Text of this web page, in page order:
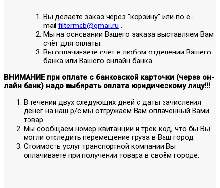
Вы делаете заказ через "корзину" или по е-
mail filtermeb@gmail.ru .
Мы на основании Вашего заказа выставляем Вам
счёт для оплаты.
Вы оплачиваете счёт в любом отделении Вашего
банка или Вашего онлайн банка.
ВНИМАНИЕ при оплате с банковской карточки (через он-
лайн банк) надо выбирать оплата юридическому лицу!!!
В течении двух следующих дней с даты зачисления
денег на наш р/с мы отгружаем Вам оплаченный Вами
товар.
Мы сообщаем номер квитанции и трек код, что бы Вы
могли отследить перемещение груза в Ваш город.
Стоимость услуг транспортной компании Вы
оплачиваете при получении товара в своём городе.